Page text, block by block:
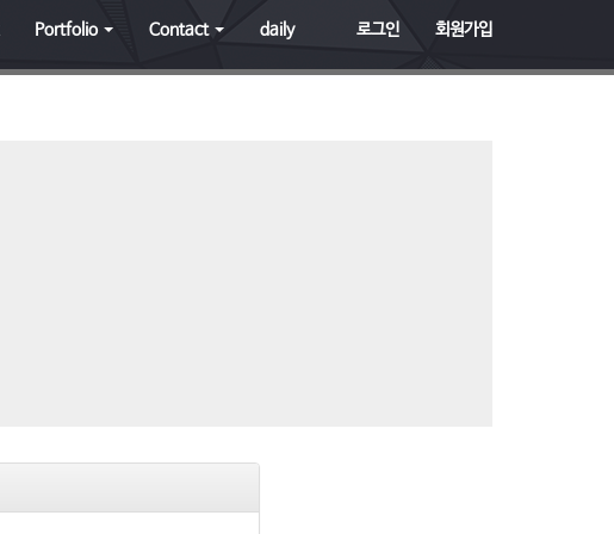
Portfolio Contact daily 로그인 회원가입